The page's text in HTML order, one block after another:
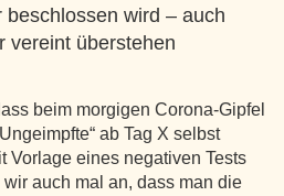
wird – auch
vereint überstehen
beim morgigen Corona-Gipfel
ab Tag X selbst
Vorlage eines negativen Tests
auch mal an, dass man die